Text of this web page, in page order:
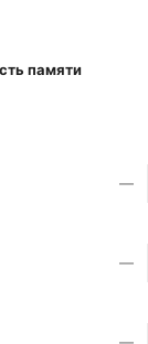
памяти
—
—